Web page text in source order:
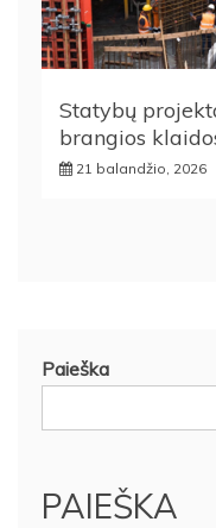
Statybų
brangios
21 balandžio, 2026
Paieška
PAIEŠKA